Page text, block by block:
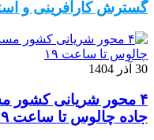
گسترش کارآفرینی و
30 آذر 1404
۴ محور شریانی کشور
جاده چالوس تا ساعت ۱۹